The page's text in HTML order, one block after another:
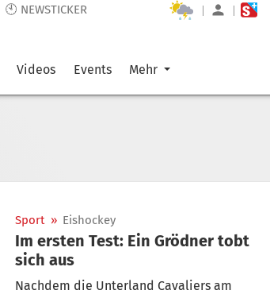
🕙 NEWSTICKER | |
Videos Events Mehr
Sport » Eishockey
Im ersten Test: Ein Grödner tobt
sich aus
Nachdem die Unterland Cavaliers am